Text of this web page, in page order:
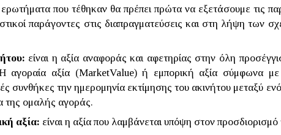
που τέθηκαν θα πρέπει πρώτα να εξετάσουμε τις
παράγοντες στις διαπραγματεύσεις και στη λήψη
είναι η αξία αναφοράς και αφετηρίας στην όλη
Η αγοραία αξία (MarketValue) ή εμπορική αξία σύμφωνα με
συνθήκες την ημερομηνία εκτίμησης του ακινήτου μεταξύ
της ομαλής αγοράς.
αξία: είναι η αξία που λαμβάνεται υπόψη στον